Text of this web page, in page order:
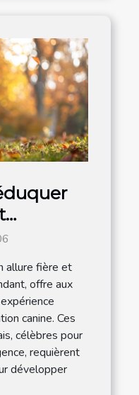
allure fière et
offre aux
canine. Ces
célèbres pour
requièrent
développer